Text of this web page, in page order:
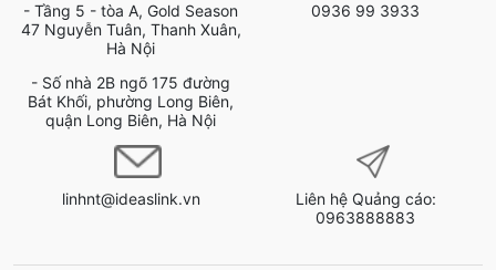
- Tầng 5 - tòa A, Gold Season
47 Nguyễn Tuân, Thanh Xuân,
Hà Nội
- Số nhà 2B ngõ 175 đường
Bát Khối, phường Long Biên,
quận Long Biên, Hà Nội
0936 99 3933
linhnt@ideaslink.vn
Liên hệ Quảng cáo:
0963888883